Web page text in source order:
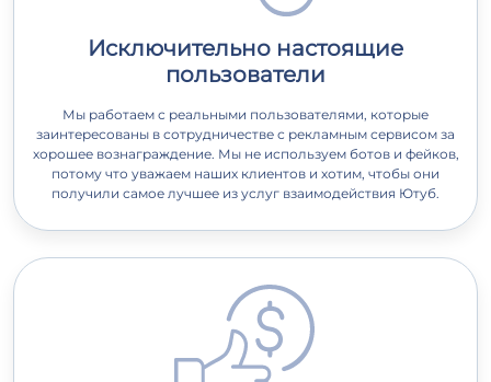
Исключительно настоящие
пользователи
Мы работаем с реальными пользователями, которые
заинтересованы в сотрудничестве с рекламным сервисом за
хорошее вознаграждение. Мы не используем ботов и фейков,
потому что уважаем наших клиентов и хотим, чтобы они
получили самое лучшее из услуг взаимодействия Ютуб.